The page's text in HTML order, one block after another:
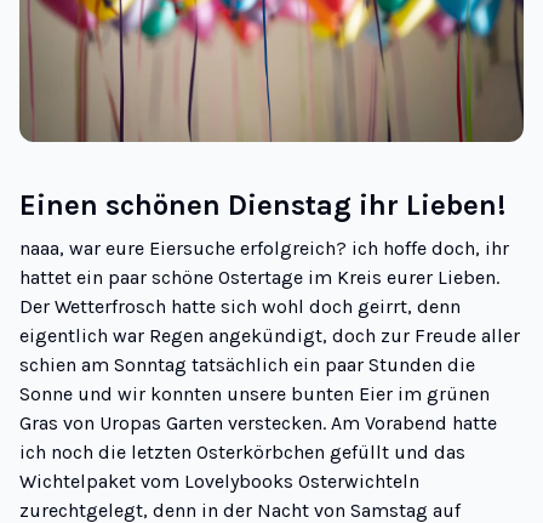
Einen schönen Dienstag ihr Lieben!
naaa, war eure Eiersuche erfolgreich? ich hoffe doch, ihr
hattet ein paar schöne Ostertage im Kreis eurer Lieben.
Der Wetterfrosch hatte sich wohl doch geirrt, denn
eigentlich war Regen angekündigt, doch zur Freude aller
schien am Sonntag tatsächlich ein paar Stunden die
Sonne und wir konnten unsere bunten Eier im grünen
Gras von Uropas Garten verstecken. Am Vorabend hatte
ich noch die letzten Osterkörbchen gefüllt und das
Wichtelpaket vom Lovelybooks Osterwichteln
zurechtgelegt, denn in der Nacht von Samstag auf